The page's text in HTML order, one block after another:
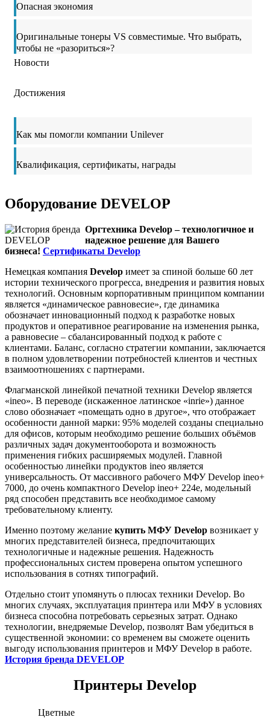
Опасная экономия
Оригинальные тонеры VS совместимые. Что выбрать,
чтобы не «разориться»?
Новости
Достижения
Как мы помогли компании Unilever
Квалификация, сертификаты, награды
Оборудование DEVELOP
Оргтехника Develop – технологичное и
надежное решение для Вашего
бизнеса! Сертификаты Develop
Немецкая компания Develop имеет за спиной больше 60 лет
истории технического прогресса, внедрения и развития новых
технологий. Основным корпоративным принципом компании
является «динамическое равновесие», где динамика
обозначает инновационный подход к разработке новых
продуктов и оперативное реагирование на изменения рынка,
а равновесие – сбалансированный подход к работе с
клиентами. Баланс, согласно стратегии компании, заключается
в полном удовлетворении потребностей клиентов и честных
взаимоотношениях с партнерами.
Флагманской линейкой печатной техники Develop является
«ineo». В переводе (искаженное латинское «inrie») данное
слово обозначает «помещать одно в другое», что отображает
особенности данной марки: 95% моделей созданы специально
для офисов, которым необходимо решение больших объёмов
различных задач документооборота и возможность
применения гибких расширяемых модулей. Главной
особенностью линейки продуктов ineo является
универсальность. От массивного рабочего МФУ Develop ineo+
7000, до очень компактного Develop ineo+ 224e, модельный
ряд способен представить все необходимое самому
требовательному клиенту.
Именно поэтому желание купить МФУ Develop возникает у
многих представителей бизнеса, предпочитающих
технологичные и надежные решения. Надежность
профессиональных систем проверена опытом успешного
использования в сотнях типографий.
Отдельно стоит упомянуть о плюсах техники Develop. Во
многих случаях, эксплуатация принтера или МФУ в условиях
бизнеса способна потребовать серьезных затрат. Однако
технологии, внедряемые Develop, позволят Вам убедиться в
существенной экономии: со временем вы сможете оценить
выгоду использования принтеров и МФУ Develop в работе.
История бренда DEVELOP
Принтеры Develop
Цветные